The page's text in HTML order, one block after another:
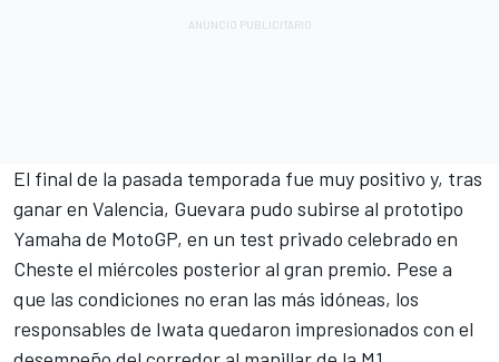
El final de la pasada temporada fue muy positivo y, tras
ganar en Valencia, Guevara pudo subirse al prototipo
Yamaha de MotoGP, en un test privado celebrado en
Cheste el miércoles posterior al gran premio. Pese a
que las condiciones no eran las más idóneas, los
responsables de Iwata quedaron impresionados con el